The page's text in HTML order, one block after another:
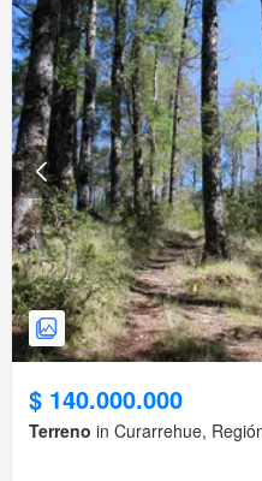
$ 140.000.000
Terreno in Curarrehue,